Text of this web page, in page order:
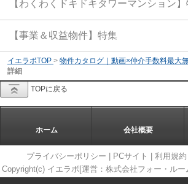
【わくわくドキドキタワーマンション
【事業＆収益物件】特集
イエラボTOP > 物件カタログ｜動画×仲介手数料最大
詳細
TOPに戻る
ホーム 会社概要
プライバシーポリシー PCサイト 利用規約
Copyright(c) イエラボ[運営：株式会社フォー・ルー